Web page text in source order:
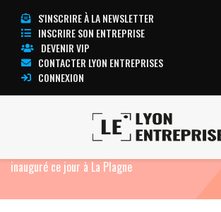
S'INSCRIRE À LA NEWSLETTER
INSCRIRE SON ENTREPRISE
DEVENIR VIP
CONTACTER LYON ENTREPRISES
CONNEXION
MND : Le premier télésiège
inauguré ce jour à La Plagne